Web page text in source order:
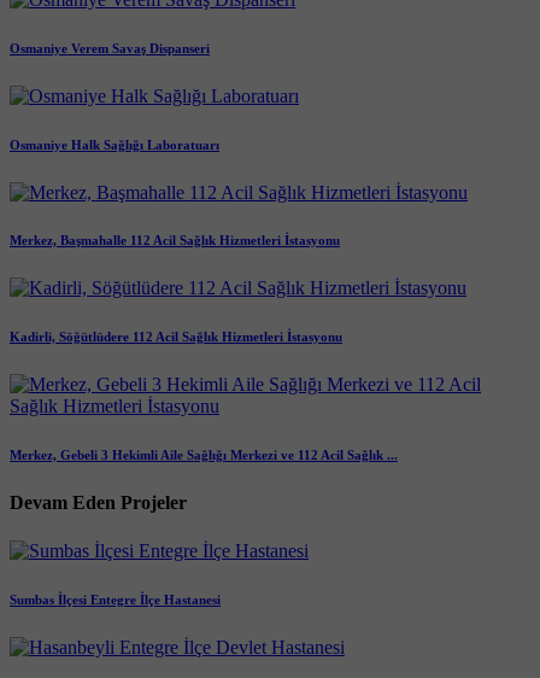
Osmaniye Verem Savaş Dispanseri
Osmaniye Halk Sağlığı Laboratuarı
Merkez, Başmahalle 112 Acil Sağlık Hizmetleri İstasyonu
Kadirli, Söğütlüdere 112 Acil Sağlık Hizmetleri İstasyonu
Merkez, Gebeli 3 Hekimli Aile Sağlığı Merkezi ve 112 Acil Sağlık ...
Devam Eden Projeler
Sumbas İlçesi Entegre İlçe Hastanesi